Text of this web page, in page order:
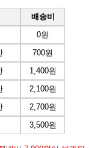
배송비
0원
700원
1,400원
2,100원
2,700원
3,500원